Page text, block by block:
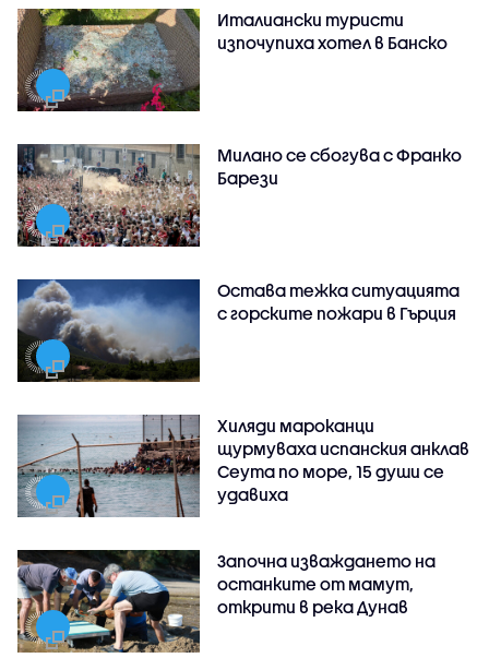
Италиански туристи
изпочупиха хотел в Банско
Милано се сбогува с Франко
Барези
Остава тежка ситуацията
с горските пожари в Гърция
Хиляди мароканци
щурмуваха испанския анклав
Сеута по море, 15 души се
удавиха
Започна изваждането на
останките от мамут,
открити в река Дунав